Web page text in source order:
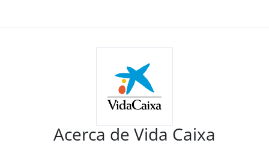
Acerca de Vida Caixa